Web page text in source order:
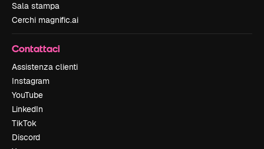
Sala stampa
Cerchi magnific.ai
Contattaci
Assistenza clienti
Instagram
YouTube
LinkedIn
TikTok
Discord